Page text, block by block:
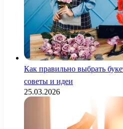
Как правильно выбрать
советы и идеи
25.03.2026